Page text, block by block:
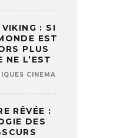
: SI
EST
PLUS
NE L’EST
CINEMA
RÊVÉE :
DES